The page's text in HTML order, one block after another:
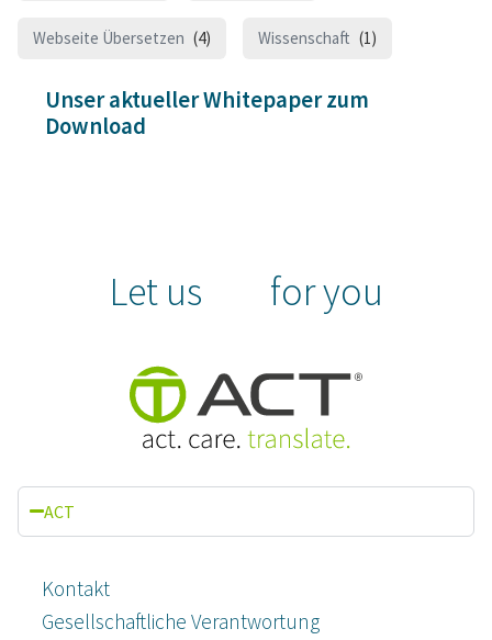
Webseite Übersetzen (4) Wissenschaft (1)
Unser aktueller Whitepaper zum
Download
Let us for you
ACT
Kontakt
Gesellschaftliche Verantwortung